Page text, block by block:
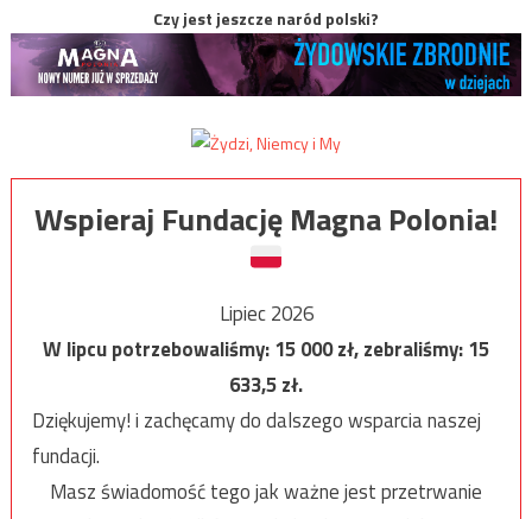
Czy jest jeszcze naród polski?
Wspieraj Fundację Magna Polonia!
Lipiec 2026
W lipcu potrzebowaliśmy:15 000zł, zebraliśmy:15
633,5zł.
Dziękujemy! i zachęcamy do dalszego wsparcia naszej
fundacji.
Masz świadomość tego jak ważne jest przetrwanie